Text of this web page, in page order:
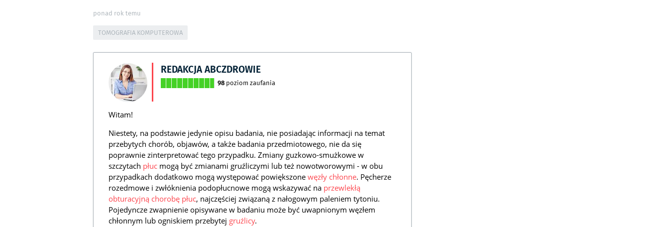
ponad rok temu
TOMOGRAFIA KOMPUTEROWA
REDAKCJA ABCZDROWIE
98 poziom zaufania
Witam!
Niestety, na podstawie jedynie opisu badania, nie posiadając informacji na temat
przebytych chorób, objawów, a także badania przedmiotowego, nie da się
poprawnie zinterpretować tego przypadku. Zmiany guzkowo-smużkowe w
szczytach płuc mogą być zmianami gruźliczymi lub też nowotworowymi - w obu
przypadkach dodatkowo mogą występować powiększone węzły chłonne. Pęcherze
rozedmowe i zwłóknienia podopłucnowe mogą wskazywać na przewlekłą
obturacyjną chorobę płuc, najczęściej związaną z nałogowym paleniem tytoniu.
Pojedyncze zwapnienie opisywane w badaniu może być uwapnionym węzłem
chłonnym lub ogniskiem przebytej gruźlicy.